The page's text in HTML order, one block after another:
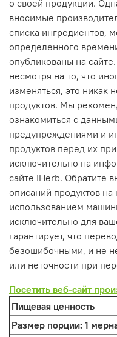
о своей продукции.
вносимые
списка ингредиентов,
определенного
опубликованы на
несмотря на то, что
изменяться, это никак
продуктов. Мы
ознакомиться с
предупреждениями и
продуктов перед их
исключительно на
сайте iHerb. Обратите
описаний продуктов
использованием
исключительно для
гарантирует, что
безошибочными, и не
или неточности при
Посетить веб-сайт
Пищевая ценность
Размер порции: 1